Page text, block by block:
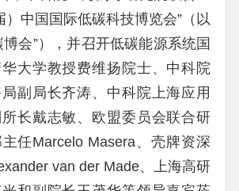
）中国国际低碳科技博览会”（以
会”），并召开低碳能源系统国
大学教授费维扬院士、中科院
副局长齐涛、中科院上海应用
长戴志敏、欧盟委员会联合研
任Marcelo Masera、壳牌资深
van der Made、上海高研